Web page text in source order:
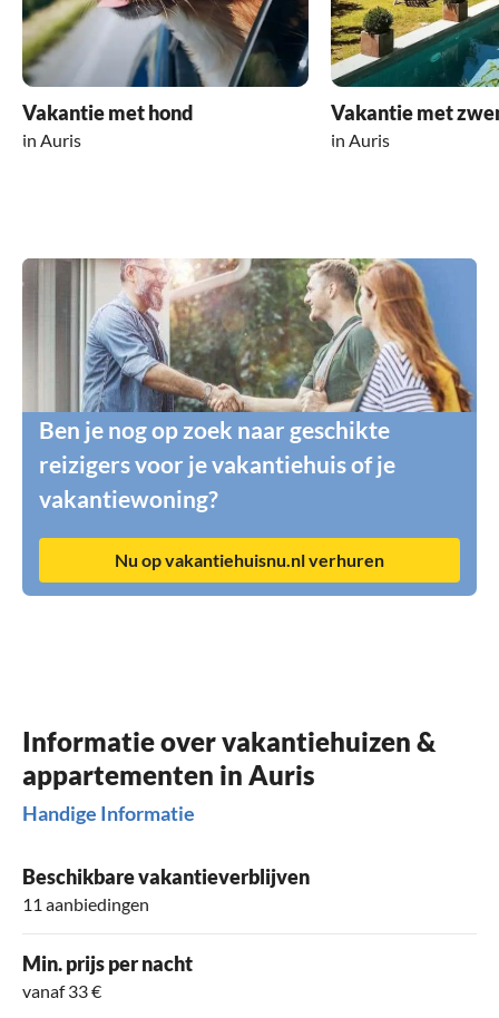
Vakantie met hond
in Auris
Vakantie met
in Auris
Ben je nog op zoek naar geschikte
reizigers voor je vakantiehuis of je
vakantiewoning?
Nu op vakantiehuisnu.nl verhuren
Informatie over vakantiehuizen &
appartementen in Auris
Handige Informatie
Beschikbare vakantieverblijven
11 aanbiedingen
Min. prijs per nacht
vanaf 33 €